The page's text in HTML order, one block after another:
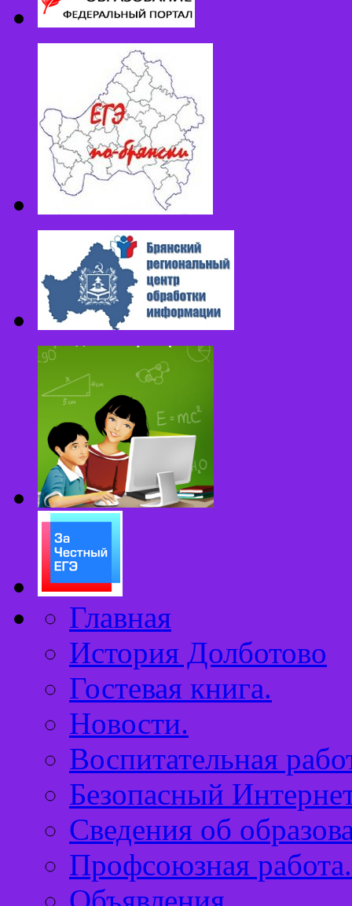
Главная
История Долботово
Гостевая книга.
Новости.
Воспитательная
Безопасный
Сведения об
Профсоюзная работа.